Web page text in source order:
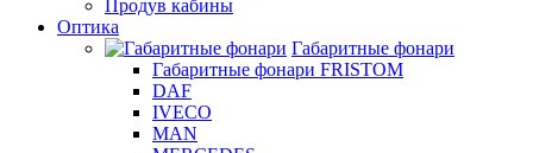
Продув кабины
Оптика
Габаритные фонари
Габаритные фонари FRISTOM
DAF
IVECO
MAN